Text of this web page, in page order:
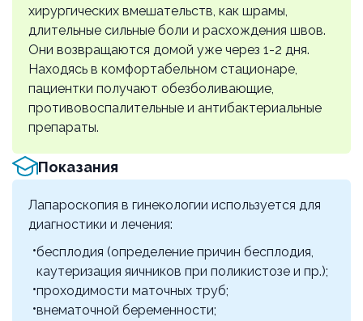
75000 ₽
Лапароскопическая андексэктомия
двухсторонняя
р18.35
80000 ₽
Лапароскопическая надвлагалищная
ампутация матки
110000 ₽
Лапароскопическая экстирпация матки 1
уровень
р18.42
хирургических вмешательств, как шрамы,
длительные сильные боли и расхождения швов.
Они возвращаются домой уже через 1-2 дня.
Находясь в комфортабельном стационаре,
пациентки получают обезболивающие,
противовоспалительные и антибактериальные
препараты.
Показания
Лапароскопия в гинекологии используется для
диагностики и лечения:
бесплодия (определение причин бесплодия,
каутеризация яичников при поликистозе и пр.);
проходимости маточных труб;
внематочной беременности;